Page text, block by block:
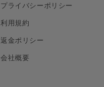
プライバシーポリシー
利用規約
返金ポリシー
会社概要